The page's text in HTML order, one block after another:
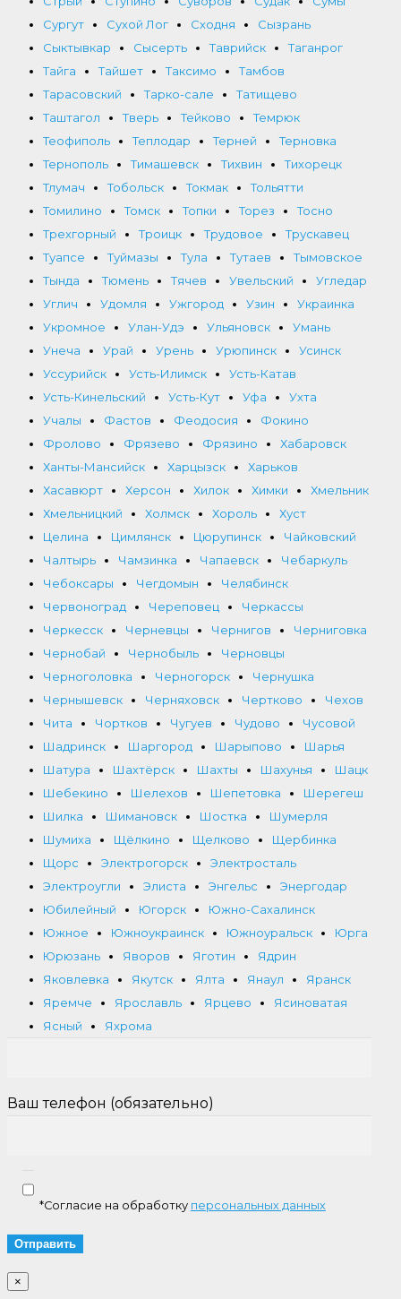
Сургут
Сухой Лог Сходня
Сызрань
Сыктывкар
Сысерть Таврийск
Таганрог
Тайга
Тайшет Таксимо
Тамбов
Тарасовский
Тарко-сале
Татищево
Таштагол
Тверь Тейково
Темрюк
Теофиполь
Теплодар Терней
Терновка
Тернополь
Тимашевск Тихвин
Тихорецк
Тлумач
Тобольск Токмак
Тольятти
Томилино
Томск Топки Торез
Тосно
Трехгорный
Троицк Трудовое
Трускавец
Туапсе
Туймазы Тула Тутаев
Тымовское
Тында
Тюмень Тячев Увельский
Угледар
Углич
Удомля Ужгород Узин
Украинка
Укромное
Улан-Удэ Ульяновск
Умань
Унеча
Урай Урень Урюпинск
Усинск
Уссурийск
Усть-Илимск
Усть-Катав
Усть-Кинельский
Усть-Кут Уфа
Ухта
Учалы
Фастов Феодосия
Фокино
Фролово
Фрязево Фрязино
Хабаровск
Ханты-Мансийск
Харцызск
Харьков
Хасавюрт
Херсон Хилок Химки
Хмельник
Хмельницкий
Холмск Хороль
Хуст
Целина
Цимлянск Цюрупинск
Чайковский
Чалтырь
Чамзинка Чапаевск
Чебаркуль
Чебоксары
Чегдомын
Челябинск
Червоноград
Череповец
Черкассы
Черкесск
Черневцы Чернигов
Черниговка
Чернобай
Чернобыль
Черновцы
Черноголовка
Черногорск
Чернушка
Чернышевск
Черняховск Чертково
Чехов
Чита
Чортков Чугуев Чудово
Чусовой
Шадринск
Шаргород Шарыпово
Шарья
Шатура
Шахтёрск Шахты Шахунья
Шацк
Шебекино
Шелехов Шепетовка
Шерегеш
Шилка
Шимановск Шостка
Шумерля
Шумиха
Щёлкино Щелково
Щербинка
Щорс
Электрогорск
Электросталь
Электроугли
Элиста Энгельс
Энергодар
Юбилейный
Югорск
Южно-Сахалинск
Южное
Южноукраинск Южноуральск
Юрга
Юрюзань
Яворов Яготин
Ядрин
Яковлевка
Якутск Ялта Янаул
Яранск
Яремче
Ярославль Ярцево
Ясиноватая
Ясный
Яхрома
Ваш телефон (обязательно)
*Согласие на обработку персональных данных
×